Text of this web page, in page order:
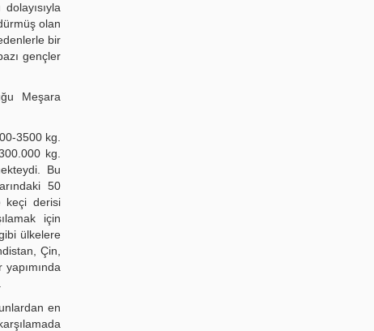
olan
bir
gençler
Meşara
3500 kg.
kg.
Bu
50
keçi derisi
için
ülkelere
Çin,
en